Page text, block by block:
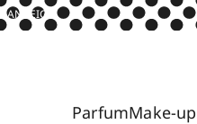
ANZEIGE
ParfumMake-up